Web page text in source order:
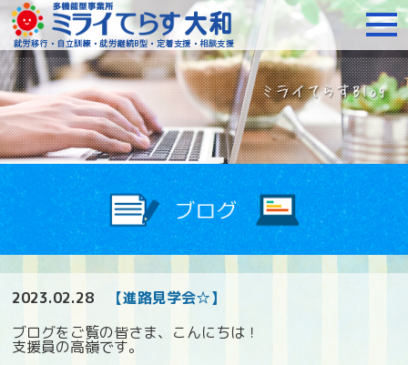
障がいをお持ちの方へ
2023.02.28
【進路見学会☆】
ブログをご覧の皆さま、こんにちは！
支援員の高嶺です。